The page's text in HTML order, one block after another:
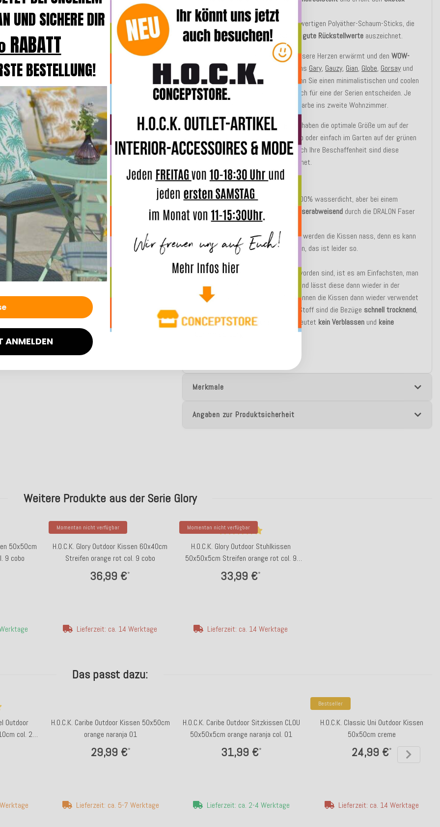
Standard 100.
Die Kissenfüllung besteht aus hochwertigen Polyäther-Schaum-Sticks, die
sich durch eine hohe Elastizität gute Rückstellwerte auszeichnet.
Die pfiffige Outdoor-Kollektion die unsere Herzen erwärmt und denWOW-
Effekt
auslöst! Mixen Sie alle Designs Gary, Gauzy, Gian, Globe, Gorsay und
Gumer
einfach wild miteinander! Wenn Sie einen minimalistischen und coolen
Look bevorzugen dann können Sie sich für eine der Serien entscheiden. Je
nach Laune zaubern Sie so frische Farbe ins zweite Wohnzimmer.
Die Kissen sindstrapazierfähig
und haben die optimale Größe um auf der
Gartenbank, der Liege, im Strandkorb oder einfach im Garten auf der grünen
Wiese zum Einsatz zu kommen. Durch Ihre Beschaffenheit sind diese
Kissen für Indoor und Outdoor geeignet.
ANMERKUNG:
Unsere Outdoor Kissen sind nicht 100% wasserdicht, aber bei einem
leichten Regenschauer sind sie
wasserabweisend durch die DRALON Faser
und den Teflon - Schutz!
Bei Dauerregen oder starkem Regen werden die Kissen nass, denn es kann
auch Wasser durch die Nähte dringen, das ist leider so.
TIPP: wenn die Kissen mal nass geworden sind, ist es am Einfachsten, man
trennt den Bezug vom Innenkissen und lässt diese dann wieder in der
Sonne trocknen, nach einiger Zeit können die Kissen dann wieder verwendet
werden, durch den Dralon-Polyacryl Stoff sind die Bezüge schnell trocknend,
lichtechtundantibakteriell , das bedeutet kein Verblassen und keine
Merkmale
Angaben zur Produktsicherheit
Weitere Produkte aus der Serie Glory
50x50cm
9 cobo
Momentan nicht verfügbar
H.O.C.K. Glory Outdoor Kissen 60x40cm
Streifen orange rot col. 9 cobo
36,99 €*
Lieferzeit: ca. 14 Werktage
Momentan nicht verfügbar
H.O.C.K. Glory Outdoor Stuhlkissen
50x50x5cm Streifen orange rot col. 9
cobo
33,99 €*
Lieferzeit: ca. 14 Werktage
Das passt dazu:
Outdoor
col. 20
H.O.C.K. Caribe Outdoor Kissen 50x50cm
orange naranja 01
29,99 €*
Lieferzeit: ca. 5-7 Werktage
H.O.C.K. Caribe Outdoor Sitzkissen CLOU
50x50x5cm orange naranja col. 01
31,99 €*
Lieferzeit: ca. 2-4 Werktage
Bestseller
H.O.C.K. Classic Uni Outdoor Kissen
50x50cm creme
24,99 €*
Lieferzeit: ca. 14 Werktage
UND SICHERE DIR
BESTELLUNG!
ANMELDEN